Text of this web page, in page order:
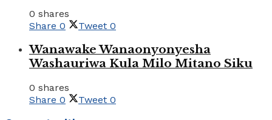
0 shares
Share 0 Tweet 0
Wanawake Wanaonyonyesha
Washauriwa Kula Milo Mitano Siku
0 shares
Share 0 Tweet 0